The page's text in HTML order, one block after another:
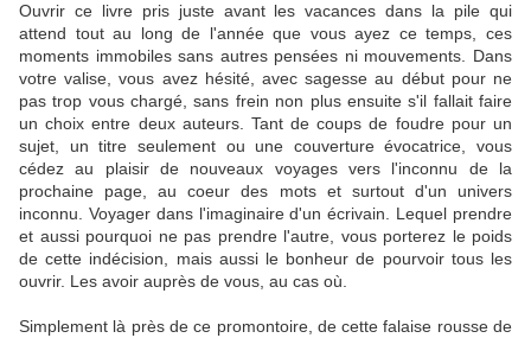
Ouvrir ce livre pris juste avant les vacances dans la pile qui
attend tout au long de l'année que vous ayez ce temps, ces
moments immobiles sans autres pensées ni mouvements. Dans
votre valise, vous avez hésité, avec sagesse au début pour ne
pas trop vous chargé, sans frein non plus ensuite s'il fallait faire
un choix entre deux auteurs. Tant de coups de foudre pour un
sujet, un titre seulement ou une couverture évocatrice, vous
cédez au plaisir de nouveaux voyages vers l'inconnu de la
prochaine page, au coeur des mots et surtout d'un univers
inconnu. Voyager dans l'imaginaire d'un écrivain. Lequel prendre
et aussi pourquoi ne pas prendre l'autre, vous porterez le poids
de cette indécision, mais aussi le bonheur de pourvoir tous les
ouvrir. Les avoir auprès de vous, au cas où.
Simplement là près de ce promontoire, de cette falaise rousse de